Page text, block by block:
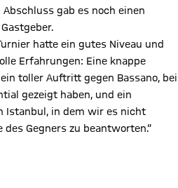
gab es noch einen
hatte ein gutes Niveau und
Erfahrungen: Eine knappe
toller Auftritt gegen Bassano, bei
gezeigt haben, und ein
Istanbul, in dem wir es nicht
Gegners zu beantworten.“